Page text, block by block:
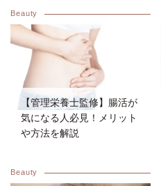
Beauty
【管理栄養士監修】腸活が
気になる人必見！メリット
や方法を解説
Beauty